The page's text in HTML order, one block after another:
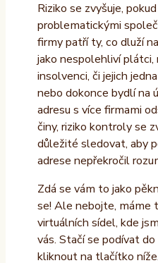
Riziko se zvyšuje,
problematickými
firmy patří ty, co dluží
jako nespolehliví plátci,
insolvenci, či jejich
nebo dokonce bydlí na
adresu s více firmami
činy, riziko kontroly se
důležité sledovat, aby
adrese nepřekročil
Zdá se vám to jako
se! Ale nebojte, máme
virtuálních sídel, kde
vás. Stačí se podívat
kliknout na tlačítko níže.